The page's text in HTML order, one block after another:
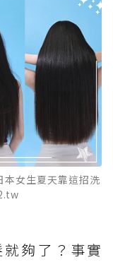
女生夏天靠這招洗
夠了？事實